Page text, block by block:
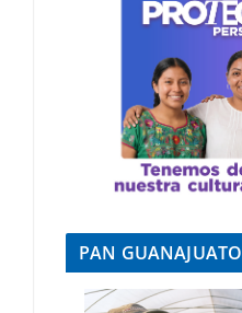
PAN GUANAJUATO